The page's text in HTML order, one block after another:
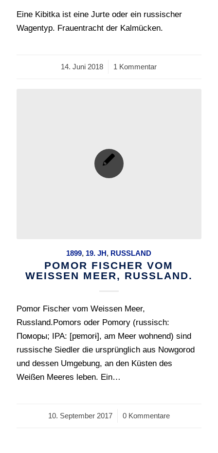
Eine Kibitka ist eine Jurte oder ein russischer
Wagentyp. Frauentracht der Kalmücken.
14. Juni 2018
/ 1 Kommentar
1899, 19. JH, RUSSLAND
POMOR FISCHER VOM
WEISSEN MEER, RUSSLAND.
Pomor Fischer vom Weissen Meer,
Russland.Pomors oder Pomory (russisch:
Поморы; IPA: [pɐmorɨ], am Meer wohnend) sind
russische Siedler die ursprünglich aus Nowgorod
und dessen Umgebung, an den Küsten des
Weißen Meeres leben. Ein…
10. September 2017
/ 0 Kommentare